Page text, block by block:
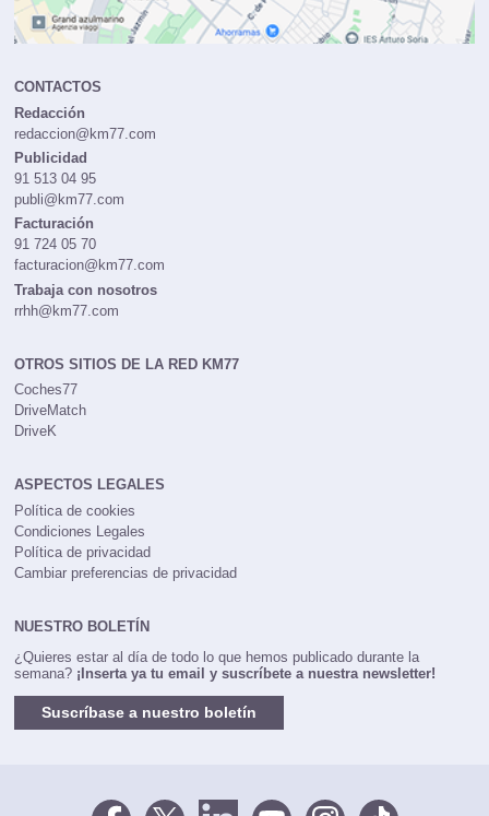
CONTACTOS
Redacción
redaccion@km77.com
Publicidad
91 513 04 95
publi@km77.com
Facturación
91 724 05 70
facturacion@km77.com
Trabaja con nosotros
OTROS SITIOS DE LA RED KM77
Coches77
DriveMatch
ASPECTOS LEGALES
Política de cookies
Condiciones Legales
Política de privacidad
¿Quieres estar al día de todo lo que hemos publicado durante la
Suscríbase a nuestro boletín